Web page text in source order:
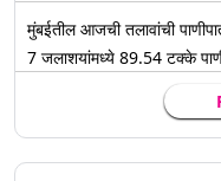
मुंबईतील आजची तलावांची
7 जलाशयांमध्ये 89.54 टक्के